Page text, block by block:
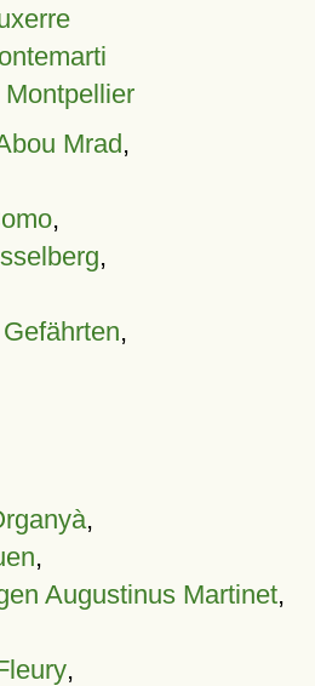
Mrad,
,
,
,
,
,
Augustinus Martinet,
,